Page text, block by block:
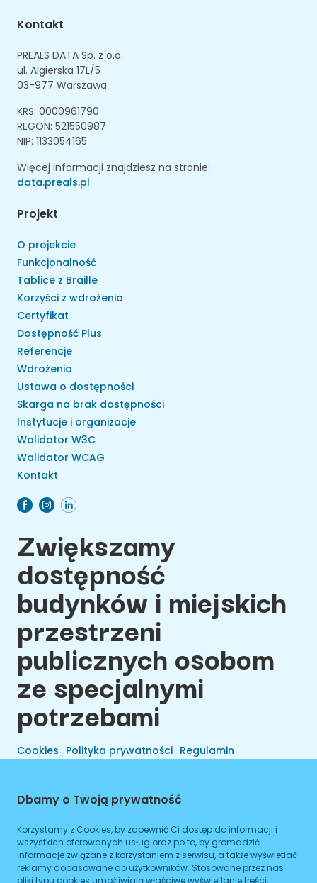
Kontakt
PREALS DATA Sp. z o.o.
ul. Algierska 17L/5
03-977 Warszawa
KRS: 0000961790
REGON: 521550987
NIP: 1133054165
Więcej informacji znajdziesz na stronie:
data.preals.pl
Projekt
O projekcie
Funkcjonalność
Tablice z Braille
Korzyści z wdrożenia
Certyfikat
Dostępność Plus
Referencje
Wdrożenia
Ustawa o dostępności
Skarga na brak dostępności
Instytucje i organizacje
Walidator W3C
Walidator WCAG
Kontakt
Zwiększamy
dostępność
budynków i miejskich
przestrzeni
publicznych osobom
ze specjalnymi
potrzebami
Cookies Polityka prywatności Regulamin
Dbamy o Twoją prywatność
Korzystamy z Cookies, by zapewnić Ci dostęp do informacji i
wszystkich oferowanych usług oraz po to, by gromadzić
informacje związane z korzystaniem z serwisu, a także wyświetlać
reklamy dopasowane do użytkowników. Stosowane przez nas
pliki typu cookies umożliwiają właściwe wyświetlanie treści,